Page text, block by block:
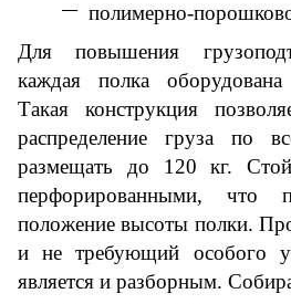
полимерно-
Для повышения
каждая полка
Такая конструкция
распределение груза по
размещать до 120 кг.
перфорированными, что
положение высоты полки.
и не требующий особого
является и разборным.